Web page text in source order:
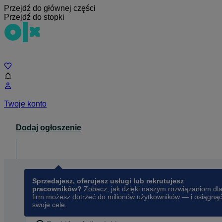
Przejdź do głównej części
Przejdź do stopki
Twoje konto
Dodaj ogłoszenie
Sprzedajesz, oferujesz usługi lub rekrutujesz
pracowników? Zobacz, jak dzięki naszym rozwiązaniom dla
firm możesz dotrzeć do milionów użytkowników — i osiągnąć
swoje cele.